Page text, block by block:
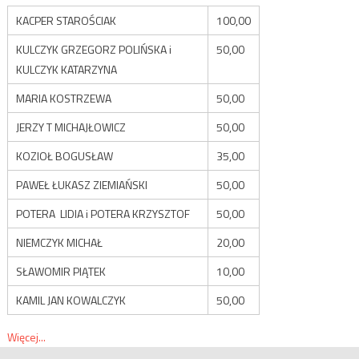
KACPER STAROŚCIAK
100,00
KULCZYK GRZEGORZ POLIŃSKA i
KULCZYK KATARZYNA
50,00
MARIA KOSTRZEWA
50,00
JERZY T MICHAJŁOWICZ
50,00
KOZIOŁ BOGUSŁAW
35,00
PAWEŁ ŁUKASZ ZIEMIAŃSKI
50,00
POTERA LIDIA i POTERA KRZYSZTOF
50,00
NIEMCZYK MICHAŁ
20,00
SŁAWOMIR PIĄTEK
10,00
KAMIL JAN KOWALCZYK
50,00
Więcej...